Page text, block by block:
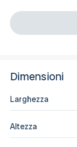
Dimensioni
Larghezza
Altezza